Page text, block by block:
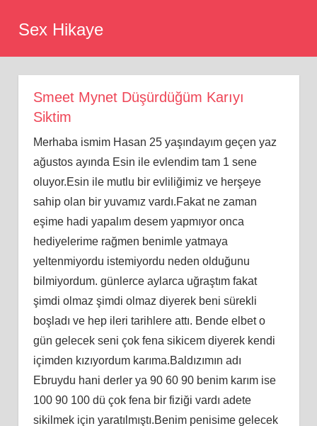
Sex Hikaye
Smeet Mynet Düşürdüğüm Karıyı
Siktim
Merhaba ismim Hasan 25 yaşındayım geçen yaz
ağustos ayında Esin ile evlendim tam 1 sene
oluyor.Esin ile mutlu bir evliliğimiz ve herşeye
sahip olan bir yuvamız vardı.Fakat ne zaman
eşime hadi yapalım desem yapmıyor onca
hediyelerime rağmen benimle yatmaya
yeltenmiyordu istemiyordu neden olduğunu
bilmiyordum. günlerce aylarca uğraştım fakat
şimdi olmaz şimdi olmaz diyerek beni sürekli
boşladı ve hep ileri tarihlere attı. Bende elbet o
gün gelecek seni çok fena sikicem diyerek kendi
içimden kızıyordum karıma.Baldızımın adı
Ebruydu hani derler ya 90 60 90 benim karım ise
100 90 100 dü çok fena bir fiziği vardı adete
sikilmek için yaratılmıştı.Benim penisime gelecek